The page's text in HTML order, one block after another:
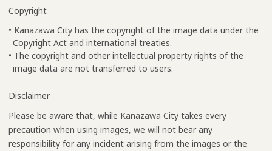
Copyright
• Kanazawa City has the copyright of the image data under the
Copyright Act and international treaties.
• The copyright and other intellectual property rights of the
image data are not transferred to users.
Disclaimer
Please be aware that, while Kanazawa City takes every
precaution when using images, we will not bear any
responsibility for any incident arising from the images or the